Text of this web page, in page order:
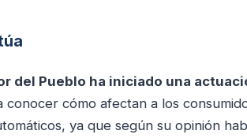
del Pueblo ha iniciado una
conocer cómo afectan a los
ya que según su opinión